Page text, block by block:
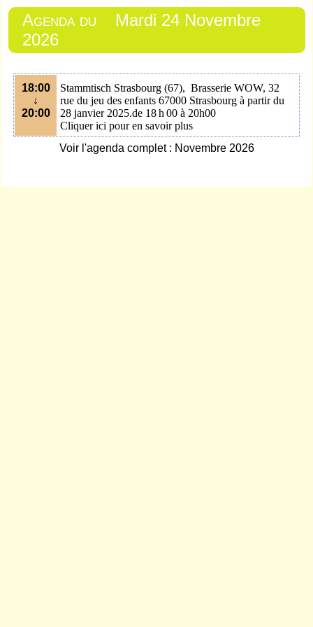
Agenda du
Mardi 24 Novembre
2026
18:00
↓
20:00
Stammtisch Strasbourg (67), Brasserie WOW, 32
rue du jeu des enfants 67000 Strasbourg à partir du
28 janvier 2025.de 18 h 00 à 20h00
Cliquer ici pour en savoir plus
Voir l'agenda complet : Novembre 2026